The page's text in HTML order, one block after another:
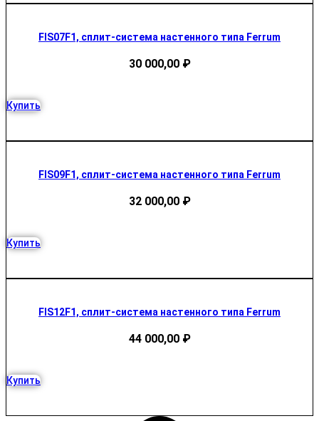
FIS07F1, сплит-система настенного типа Ferrum
30 000,00 ₽
Купить
FIS09F1, сплит-система настенного типа Ferrum
32 000,00 ₽
Купить
FIS12F1, сплит-система настенного типа Ferrum
44 000,00 ₽
Купить